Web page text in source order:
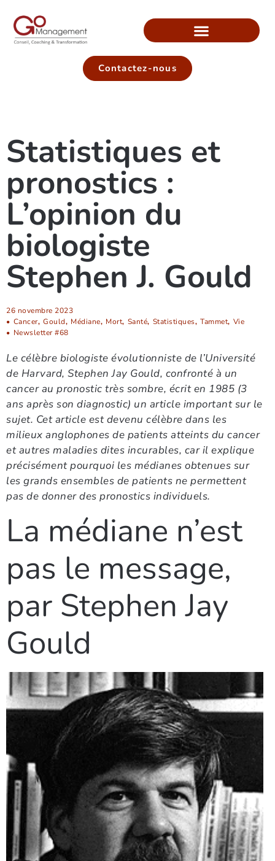
Contactez-nous
Statistiques et
pronostics :
L’opinion du
biologiste
Stephen J. Gould
26 novembre 2023
• Cancer, Gould, Médiane, Mort, Santé, Statistiques, Tammet, Vie
• Newsletter #68
Le célèbre biologiste évolutionniste de l’Université
de Harvard, Stephen Jay Gould, confronté à un
cancer au pronostic très sombre, écrit en 1985 (3
ans après son diagnostic) un article important sur le
sujet. Cet article est devenu célèbre dans les
milieux anglophones de patients atteints du cancer
et autres maladies dites incurables, car il explique
précisément pourquoi les médianes obtenues sur
les grands ensembles de patients ne permettent
pas de donner des pronostics individuels.
La médiane n’est
pas le message,
par Stephen Jay
Gould